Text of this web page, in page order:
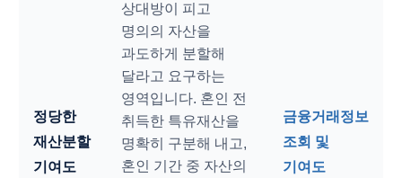
정당한
재산분할
기여도
상대방이 피고
명의의 자산을
과도하게 분할해
달라고 요구하는
영역입니다. 혼인 전
취득한 특유재산을
명확히 구분해 내고,
혼인 기간 중 자산의
금융거래정보
조회 및
기여도